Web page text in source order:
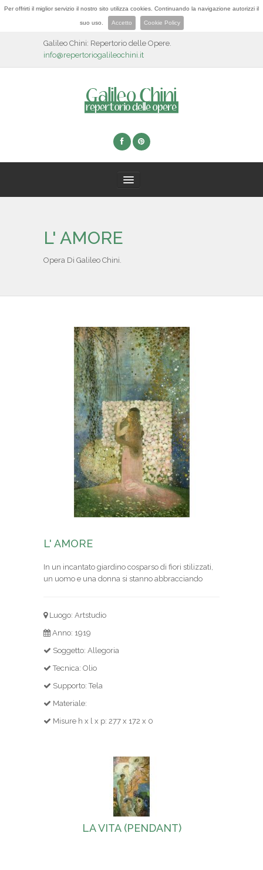
Per offrirti il miglior servizio il nostro sito utilizza cookies. Continuando la navigazione autorizzi il
suo uso. Accetto Cookie Policy
Galileo Chini: Repertorio delle Opere.
info@repertoriogalileochini.it
BIOGRAFIA
PARTNER
NEWS & EVENTI
CONTATTI
L' AMORE
Opera Di Galileo Chini.
L' AMORE
In un incantato giardino cosparso di fiori stilizzati,
un uomo e una donna si stanno abbracciando
Luogo: Artstudio
Anno: 1919
Soggetto: Allegoria
Tecnica: Olio
Supporto: Tela
Materiale:
Misure h x l x p: 277 x 172 x 0
LA VITA (PENDANT)